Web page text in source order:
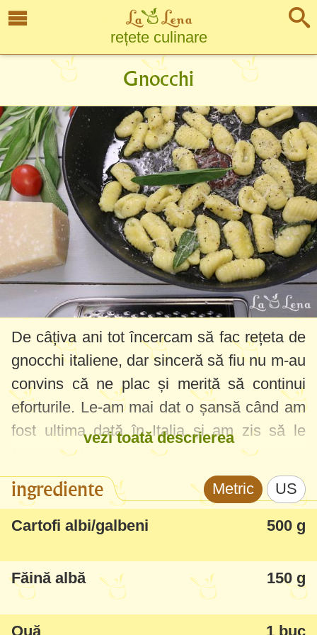
rețete culinare
Gnocchi
De câțiva ani tot încercam să fac rețeta de
gnocchi italiene, dar sinceră să fiu nu m-au
convins că ne plac și merită să continui
eforturile. Le-am mai dat o șansă când am
fost ultima dată în Italia și am zis să le
încercăm la un restaurant local, făcute de
casă, ca să simt textura lor adevărată.
Acesta a fost momentul când le-am spus
un "Da!" serios - deci aveau textura moale,
mătăsoase, combinate cu diverse arome și
sosuri au fost un adevărat deliciu.
vezi toată descrierea
ingrediente Metric US
Cartofi albi/galbeni 500 g
Făină albă 150 g
Ouă 1 buc